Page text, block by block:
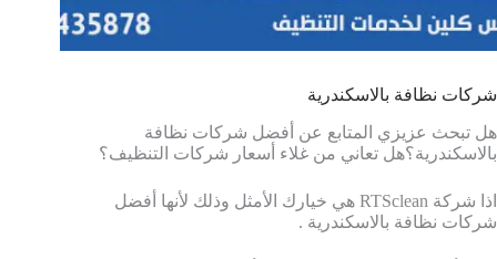
شركات نظافة بالاسكندرية
هل تبحث عزيزي المتابع عن أفضل شركات نظافة
بالاسكندرية؟هل تعاني من غلاء أسعار شركات التنظيف؟
اذا شركة RTSclean هي خيارك الأمثل وذلك لأنها أفضل
شركات نظافة بالاسكندرية .